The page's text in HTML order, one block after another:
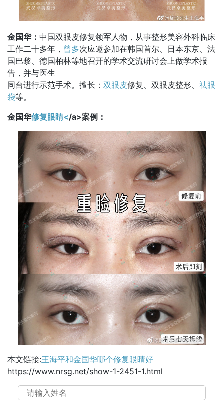
金国华： 中国双眼皮修复领军人物，从事整形美容外科临床
工作二十多年， 曾多次应邀参加在韩国首尔、日本东京、法
国巴黎、德国柏林等地召开的学术交流研讨会上做学术报
告，并与医生
同台进行示范手术。擅长： 双眼皮修复、双眼皮整形、 祛眼
袋等。
金国华修复眼睛</a>案例：
本文链接:王海平和金国华哪个修复眼睛好
https://www.nrsg.net/show-1-2451-1.html